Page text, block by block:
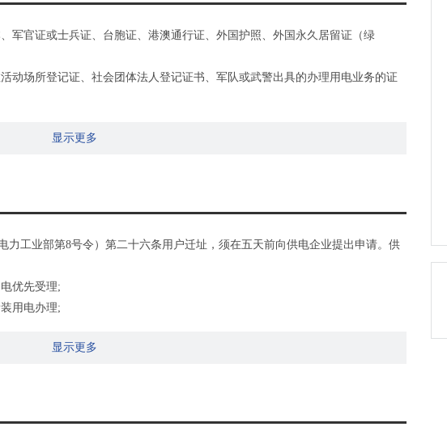
军官证或士兵证、台胞证、港澳通行证、外国护照、外国永久居留证（绿
动场所登记证、社会团体法人登记证书、军队或武警出具的办理用电业务的证
显示更多
力工业部第8号令）第二十六条用户迁址，须在五天前向供电企业提出申请。供
优先受理;
用电办理;
显示更多